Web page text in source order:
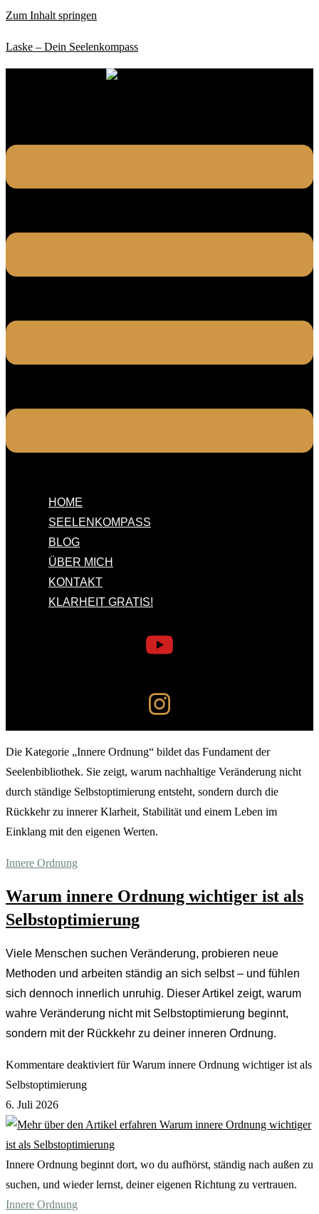
Zum Inhalt springen
Laske – Dein Seelenkompass
HOME
SEELENKOMPASS
BLOG
ÜBER MICH
KONTAKT
KLARHEIT GRATIS!
Die Kategorie „Innere Ordnung“ bildet das Fundament der
Seelenbibliothek. Sie zeigt, warum nachhaltige Veränderung nicht
durch ständige Selbstoptimierung entsteht, sondern durch die
Rückkehr zu innerer Klarheit, Stabilität und einem Leben im
Einklang mit den eigenen Werten.
Innere Ordnung
Warum innere Ordnung wichtiger ist als
Selbstoptimierung
Viele Menschen suchen Veränderung, probieren neue
Methoden und arbeiten ständig an sich selbst – und fühlen
sich dennoch innerlich unruhig. Dieser Artikel zeigt, warum
wahre Veränderung nicht mit Selbstoptimierung beginnt,
sondern mit der Rückkehr zu deiner inneren Ordnung.
Kommentare deaktiviert für Warum innere Ordnung wichtiger ist als
Selbstoptimierung
6. Juli 2026
Innere Ordnung beginnt dort, wo du aufhörst, ständig nach außen zu
suchen, und wieder lernst, deiner eigenen Richtung zu vertrauen.
Innere Ordnung